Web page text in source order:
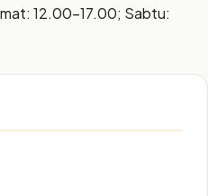
12.00–17.00; Sabtu: